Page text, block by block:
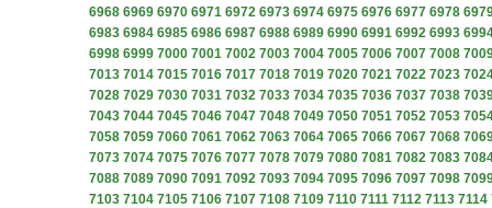
6968 6969 6970 6971 6972 6973 6974 6975 6976 6977 6978
6983 6984 6985 6986 6987 6988 6989 6990 6991 6992 6993
6998 6999 7000 7001 7002 7003 7004 7005 7006 7007 7008
7013 7014 7015 7016 7017 7018 7019 7020 7021 7022 7023
7028 7029 7030 7031 7032 7033 7034 7035 7036 7037 7038
7043 7044 7045 7046 7047 7048 7049 7050 7051 7052 7053
7058 7059 7060 7061 7062 7063 7064 7065 7066 7067 7068
7073 7074 7075 7076 7077 7078 7079 7080 7081 7082 7083
7088 7089 7090 7091 7092 7093 7094 7095 7096 7097 7098
7103 7104 7105 7106 7107 7108 7109 7110 7111 7112 7113 7114